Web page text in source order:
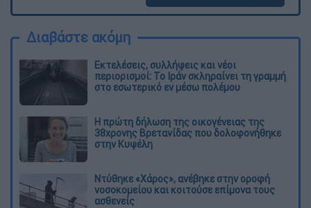
Διαβάστε ακόμη
Εκτελέσεις, συλλήψεις και νέοι
περιορισμοί: Το Ιράν σκληραίνει τη γραμμή
στο εσωτερικό εν μέσω πολέμου
Η πρώτη δήλωση της οικογένειας της
38χρονης Βρετανίδας που δολοφονήθηκε
στην Κυψέλη
Ντύθηκε «Χάρος», ανέβηκε στην οροφή
νοσοκομείου και κοιτούσε επίμονα τους
ασθενείς